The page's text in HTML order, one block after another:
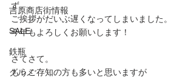
吉原商店街情報
SALE
鉄瓶
グルメ
ず。。。
ご挨拶がだいぶ遅くなってしまいました。
今年もよろしくお願いします！
さてさて。
もうご存知の方も多いと思いますが